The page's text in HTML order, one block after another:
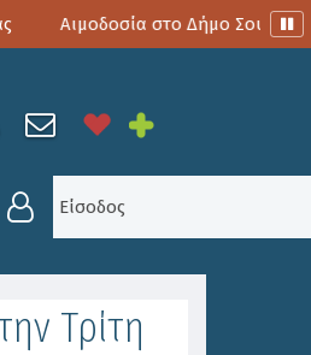
Αιμοδοσία στο Δήμο Σουλίου
ΣΥΝΕΔΡΊΑΣΗ ΤΟΥ ΝΠΔΔ
Είσοδος
Τρίτη